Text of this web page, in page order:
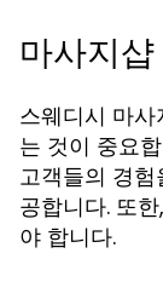
마사지
스웨디시 마
는 것이 중요
고객들의 경
공합니다. 또
야 합니다.